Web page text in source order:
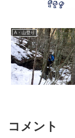
A・山登り
コメント